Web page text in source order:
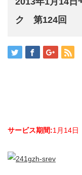
ク 第124回
サービス期間:1月14日